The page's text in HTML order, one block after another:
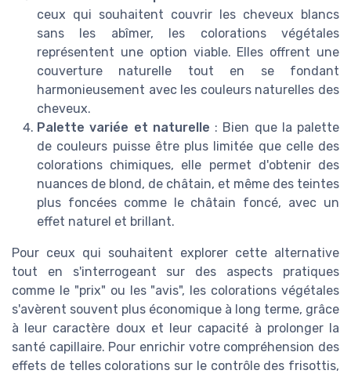
ceux qui souhaitent couvrir les cheveux blancs
sans les abîmer, les colorations végétales
représentent une option viable. Elles offrent une
couverture naturelle tout en se fondant
harmonieusement avec les couleurs naturelles des
cheveux.
Palette variée et naturelle : Bien que la palette
de couleurs puisse être plus limitée que celle des
colorations chimiques, elle permet d'obtenir des
nuances de blond, de châtain, et même des teintes
plus foncées comme le châtain foncé, avec un
effet naturel et brillant.
Pour ceux qui souhaitent explorer cette alternative
tout en s'interrogeant sur des aspects pratiques
comme le "prix" ou les "avis", les colorations végétales
s'avèrent souvent plus économique à long terme, grâce
à leur caractère doux et leur capacité à prolonger la
santé capillaire. Pour enrichir votre compréhension des
effets de telles colorations sur le contrôle des frisottis,